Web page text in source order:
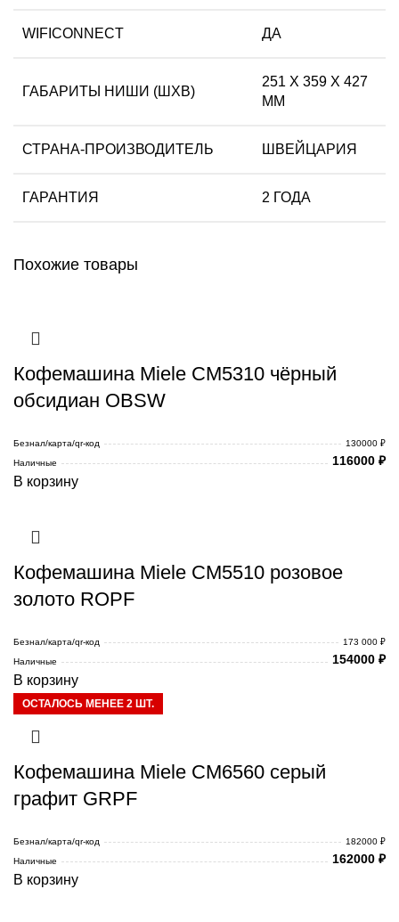
WIFICONNECT ДА
ГАБАРИТЫ НИШИ (ШХВ)
251 Х 359 Х 427
ММ
СТРАНА-ПРОИЗВОДИТЕЛЬ ШВЕЙЦАРИЯ
ГАРАНТИЯ 2 ГОДА
Похожие товары
Кофемашина Miele CM5310 чёрный
обсидиан OBSW
Безнал/карта/qr-код
130000 ₽
Наличные
116000 ₽
В корзину
Кофемашина Miele CM5510 розовое
золото ROPF
Безнал/карта/qr-код
173 000 ₽
Наличные
154000 ₽
В корзину
ОСТАЛОСЬ МЕНЕЕ 2 ШТ.
Кофемашина Miele CM6560 серый
графит GRPF
Безнал/карта/qr-код
182000 ₽
Наличные
162000 ₽
В корзину